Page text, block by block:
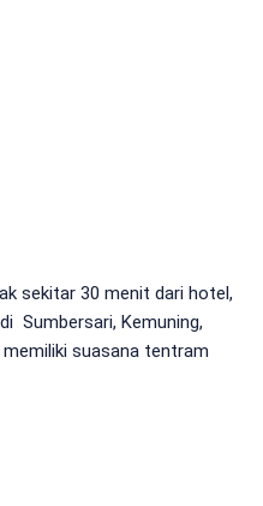
sekitar 30 menit dari hotel,
Sumbersari, Kemuning,
suasana tentram